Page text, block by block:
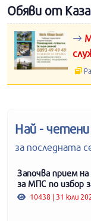
Обяви от
Най -
за последната
Започва прием на
за МПС по избор
10438 | 31 юли